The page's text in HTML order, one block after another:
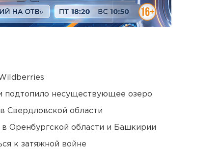
подтопило несуществующее озеро
Свердловской области
в Оренбургской области и Башкирии
к затяжной войне